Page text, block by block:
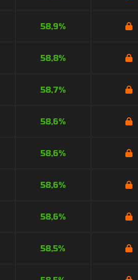
58,9%
58,8%
58,7%
58,6%
58,6%
58,6%
58,6%
58,5%